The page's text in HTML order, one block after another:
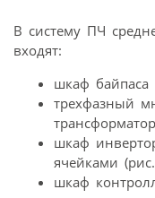
В систему ПЧ
входят:
шкаф байпаса
трехфазный
шкаф
ячейками
шкаф